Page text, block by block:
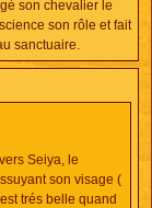
son chevalier le
son rôle et fait
sanctuaire.
Seiya, le
son visage (
trés belle quand